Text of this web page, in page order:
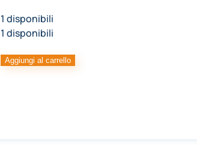
1 disponibili
1 disponibili
COLOR.
Aggiungi al carrello